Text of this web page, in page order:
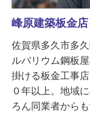
峰原建築板金店
佐賀県多久市多
ルバリウム鋼板
掛ける板金工事
０年以上。地域
ろん同業者から